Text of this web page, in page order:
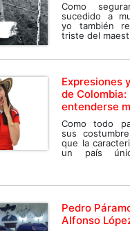
Como
sucedido a
yo también
triste del
Expresiones
de
entenderse
Como todo
sus
que la
un país
Pedro
Alfonso